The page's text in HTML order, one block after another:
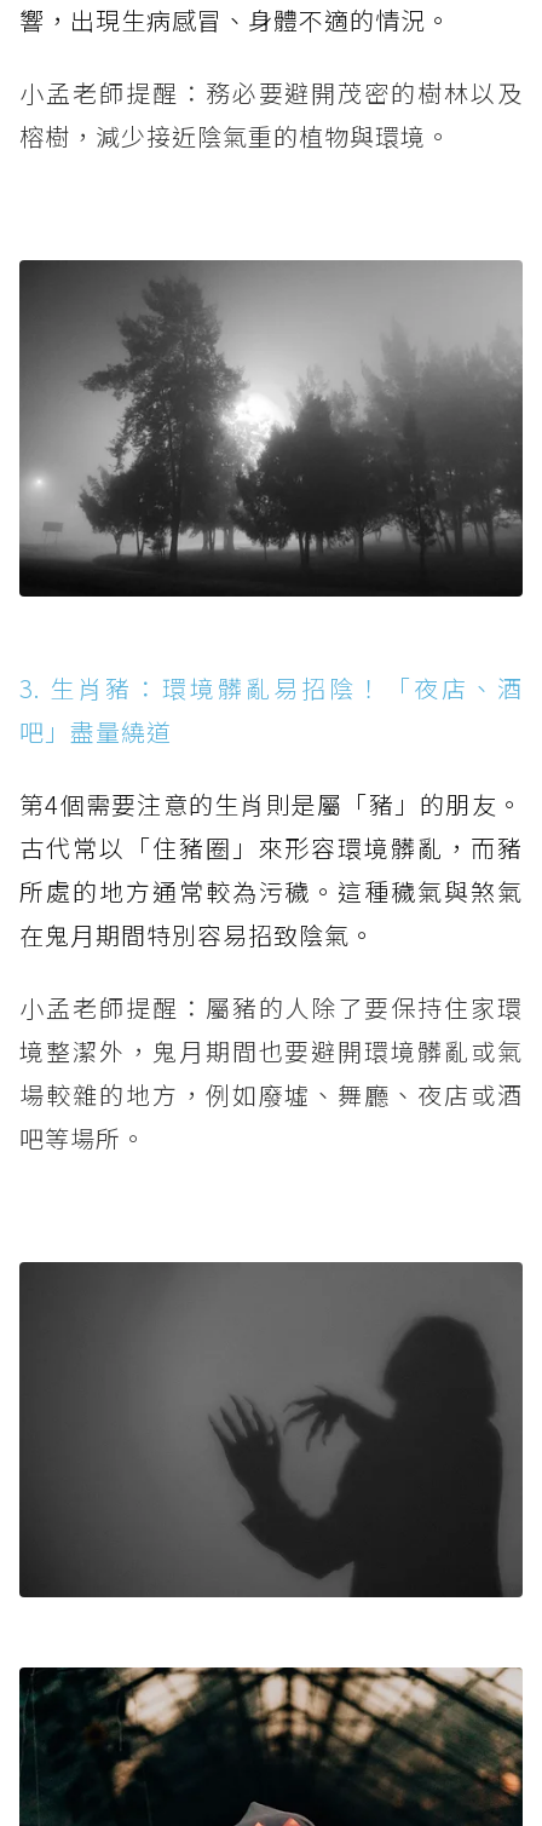
響，出現生病感冒、身體不適的情況。
小孟老師提醒：務必要避開茂密的樹林以及
榕樹，減少接近陰氣重的植物與環境。
3. 生肖豬：環境髒亂易招陰！「夜店、酒
吧」盡量繞道
第4個需要注意的生肖則是屬「豬」的朋友。
古代常以「住豬圈」來形容環境髒亂，而豬
所處的地方通常較為污穢。這種穢氣與煞氣
在鬼月期間特別容易招致陰氣。
小孟老師提醒：屬豬的人除了要保持住家環
境整潔外，鬼月期間也要避開環境髒亂或氣
場較雜的地方，例如廢墟、舞廳、夜店或酒
吧等場所。